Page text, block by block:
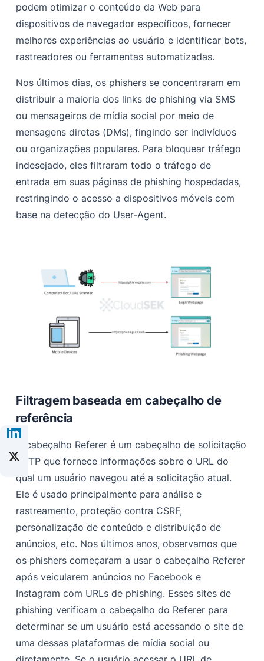
podem otimizar o conteúdo da Web para
dispositivos de navegador específicos, fornecer
melhores experiências ao usuário e identificar bots,
rastreadores ou ferramentas automatizadas.
Nos últimos dias, os phishers se concentraram em
distribuir a maioria dos links de phishing via SMS
ou mensageiros de mídia social por meio de
mensagens diretas (DMs), fingindo ser indivíduos
ou organizações populares. Para bloquear tráfego
indesejado, eles filtraram todo o tráfego de
entrada em suas páginas de phishing hospedadas,
restringindo o acesso a dispositivos móveis com
base na detecção do User-Agent.
Filtragem baseada em cabeçalho de
referência
O cabeçalho Referer é um cabeçalho de solicitação
HTTP que fornece informações sobre o URL do
qual um usuário navegou até a solicitação atual.
Ele é usado principalmente para análise e
rastreamento, proteção contra CSRF,
personalização de conteúdo e distribuição de
anúncios, etc. Nos últimos anos, observamos que
os phishers começaram a usar o cabeçalho Referer
após veicularem anúncios no Facebook e
Instagram com URLs de phishing. Esses sites de
phishing verificam o cabeçalho do Referer para
determinar se um usuário está acessando o site de
uma dessas plataformas de mídia social ou